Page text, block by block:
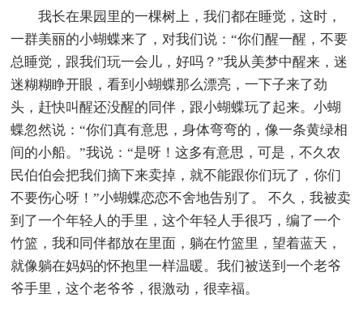
我长在果园里的一棵树上，我们都在睡觉，这时，
一群美丽的小蝴蝶来了，对我们说：“你们醒一醒，不要
总睡觉，跟我们玩一会儿，好吗？”我从美梦中醒来，迷
迷糊糊睁开眼，看到小蝴蝶那么漂亮，一下子来了劲
头，赶快叫醒还没醒的同伴，跟小蝴蝶玩了起来。小蝴
蝶忽然说：“你们真有意思，身体弯弯的，像一条黄绿相
间的小船。”我说：“是呀！这多有意思，可是，不久农
民伯伯会把我们摘下来卖掉，就不能跟你们玩了，你们
不要伤心呀！”小蝴蝶恋恋不舍地告别了。 不久，我被卖
到了一个年轻人的手里，这个年轻人手很巧，编了一个
竹篮，我和同伴都放在里面，躺在竹篮里，望着蓝天，
就像躺在妈妈的怀抱里一样温暖。我们被送到一个老爷
爷手里，这个老爷爷，很激动，很幸福。